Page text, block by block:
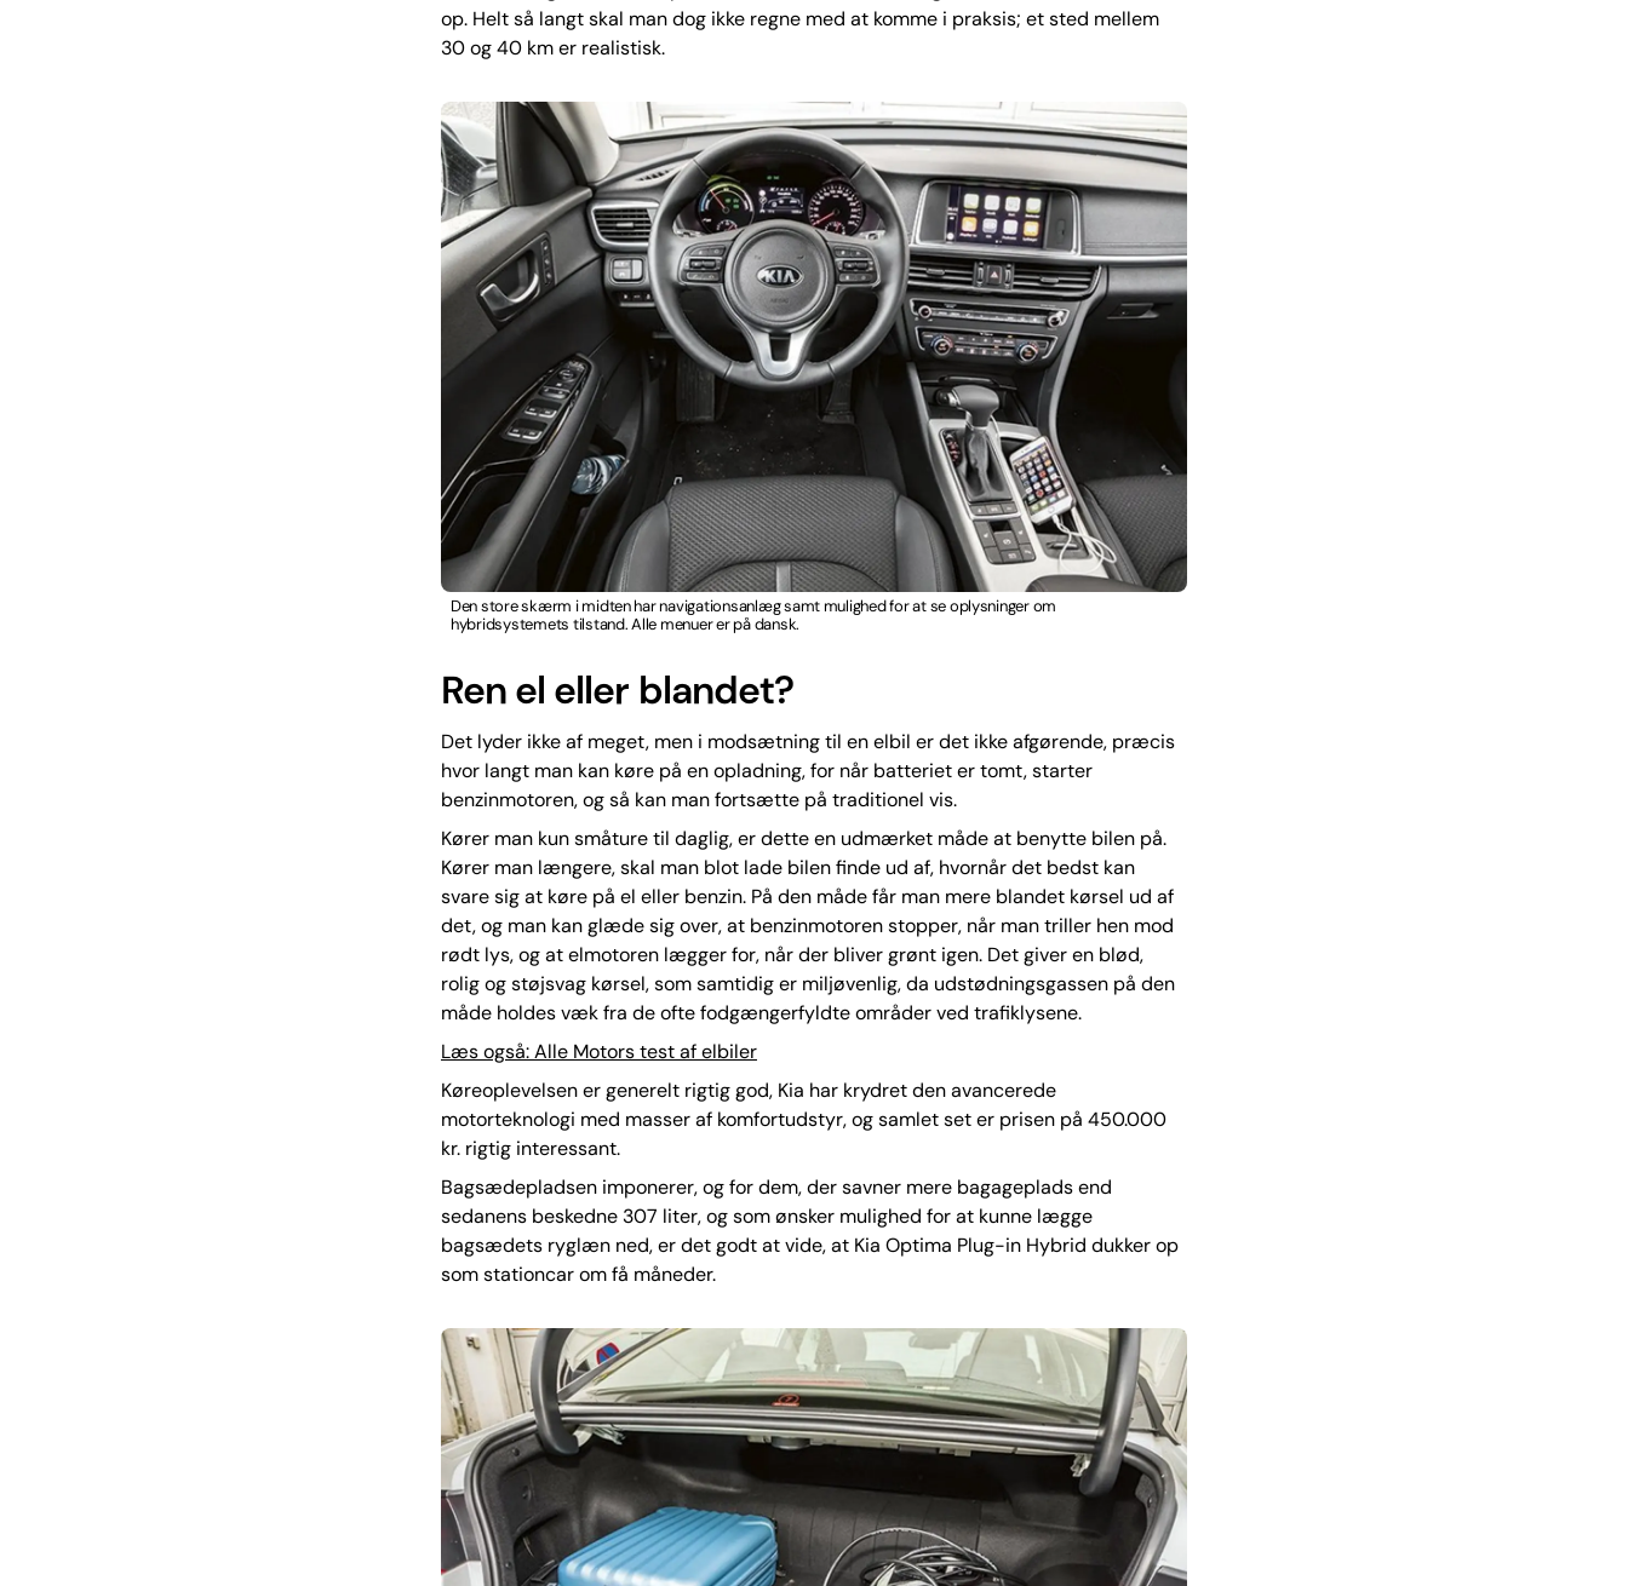
op. Helt så langt skal man dog ikke regne med at komme i praksis; et sted mellem
30 og 40 km er realistisk.
Den store skærm i midten har navigationsanlæg samt mulighed for at se oplysninger om
hybridsystemets tilstand. Alle menuer er på dansk.
Ren el eller blandet?
Det lyder ikke af meget, men i modsætning til en elbil er det ikke afgørende, præcis
hvor langt man kan køre på en opladning, for når batteriet er tomt, starter
benzinmotoren, og så kan man fortsætte på traditionel vis.
Kører man kun småture til daglig, er dette en udmærket måde at benytte bilen på.
Kører man længere, skal man blot lade bilen finde ud af, hvornår det bedst kan
svare sig at køre på el eller benzin. På den måde får man mere blandet kørsel ud af
det, og man kan glæde sig over, at benzinmotoren stopper, når man triller hen mod
rødt lys, og at elmotoren lægger for, når der bliver grønt igen. Det giver en blød,
rolig og støjsvag kørsel, som samtidig er miljøvenlig, da udstødningsgassen på den
måde holdes væk fra de ofte fodgængerfyldte områder ved trafiklysene.
Læs også: Alle Motors test af elbiler
Køreoplevelsen er generelt rigtig god, Kia har krydret den avancerede
motorteknologi med masser af komfortudstyr, og samlet set er prisen på 450.000
kr. rigtig interessant.
Bagsædepladsen imponerer, og for dem, der savner mere bagageplads end
sedanens beskedne 307 liter, og som ønsker mulighed for at kunne lægge
bagsædets ryglæn ned, er det godt at vide, at Kia Optima Plug-in Hybrid dukker op
som stationcar om få måneder.